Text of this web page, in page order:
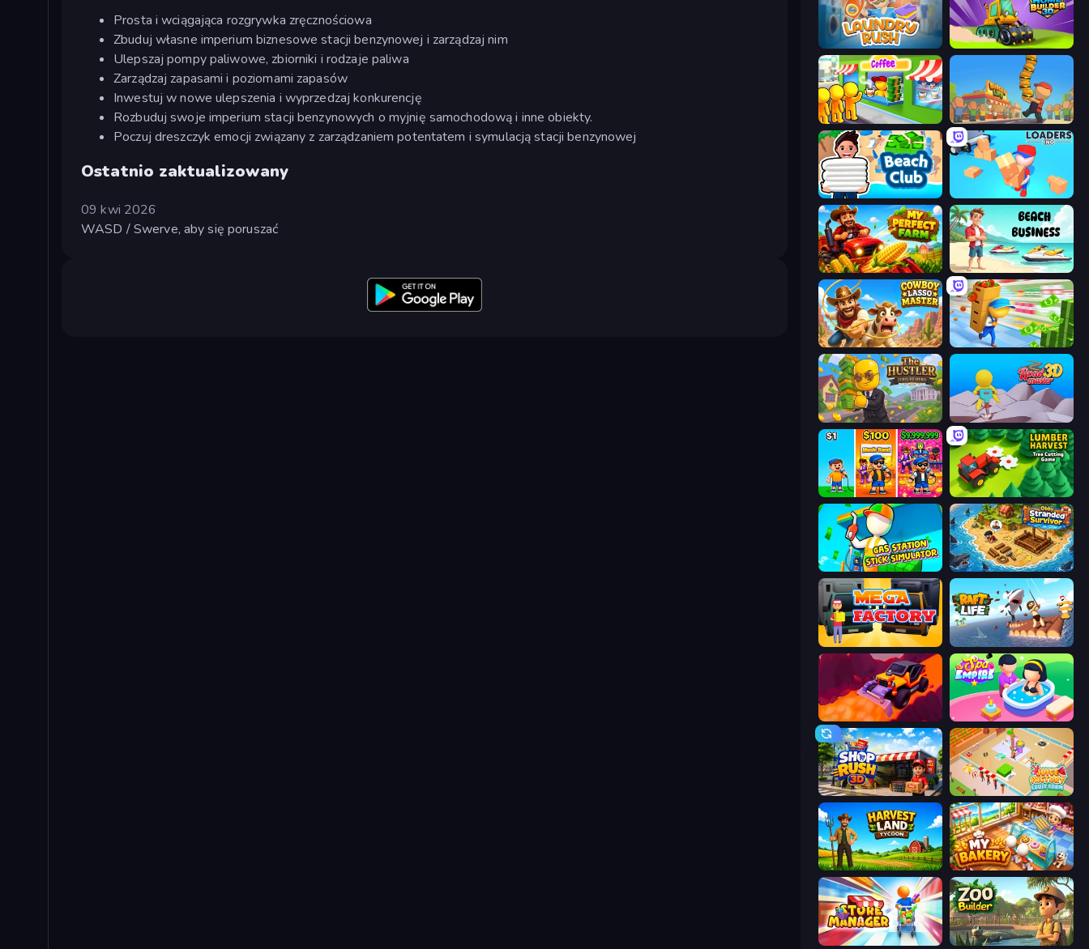
Prosta i wciągająca rozgrywka zręcznościowa
Zbuduj własne imperium biznesowe stacji benzynowej i zarządzaj nim
Ulepszaj pompy paliwowe, zbiorniki i rodzaje paliwa
Zarządzaj zapasami i poziomami zapasów
Inwestuj w nowe ulepszenia i wyprzedzaj konkurencję
Rozbuduj swoje imperium stacji benzynowych o myjnię samochodową i inne obiekty.
Poczuj dreszczyk emocji związany z zarządzaniem potentatem i symulacją stacji benzynowej
Ostatnio zaktualizowany
09 kwi 2026
WASD / Swerve, aby się poruszać
Laundry Rush Home Builder 3D
Coffee Idle Burger Life
Beach Club
My Perfect Farm Beach Business
Cowboy Lasso Master Supermarket Empire
The Hustler Road Master 3D
Music Band Lumber Harvest: Tree Cutting Game
Gas Station - Stick Simulator Obby Stranded Survivor
Mega Factory Raft Life
Sand King Spa Empire
Shop Rush 3D Juice Factory - Fruit Farm
Harvest Land Tycoon My bakery
Store Manager Zoo Builder